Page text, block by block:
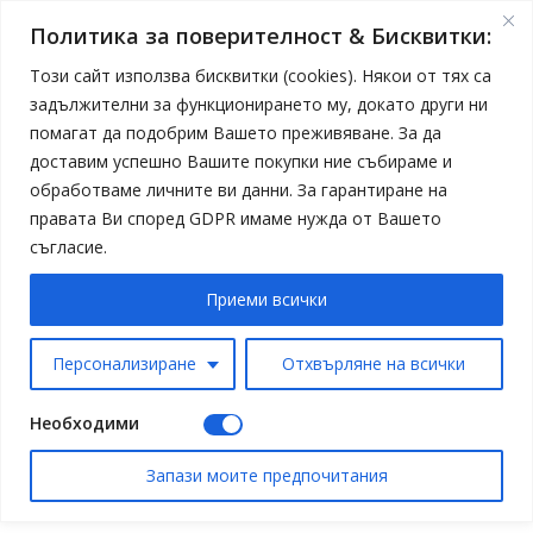
Политика за поверителност & Бисквитки:
Този сайт използва бисквитки (cookies). Някои от тях са
задължителни за функционирането му, докато други ни
помагат да подобрим Вашето преживяване. За да
доставим успешно Вашите покупки ние събираме и
обработваме личните ви данни. За гарантиране на
правата Ви според GDPR имаме нужда от Вашето
съгласие.
Персонализиране Отхвърляне на всички
Приеми всички
Необходими
Запази моите предпочитания